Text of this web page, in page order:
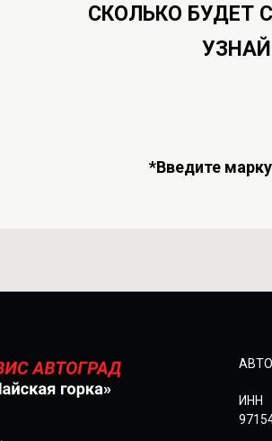
СКОЛЬКО БУДЕТ
*Введите марку
ИНН